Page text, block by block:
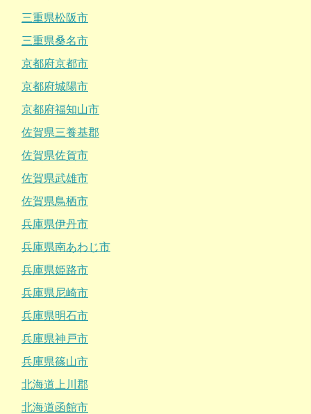
三重県松阪市
三重県桑名市
京都府京都市
京都府城陽市
京都府福知山市
佐賀県三養基郡
佐賀県佐賀市
佐賀県武雄市
佐賀県鳥栖市
兵庫県伊丹市
兵庫県南あわじ市
兵庫県姫路市
兵庫県尼崎市
兵庫県明石市
兵庫県神戸市
兵庫県篠山市
北海道上川郡
北海道函館市